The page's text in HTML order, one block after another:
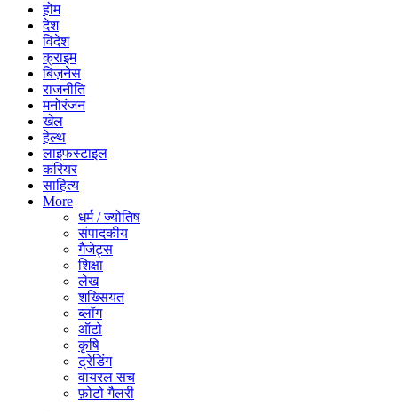
होम
देश
विदेश
क्राइम
बिज़नेस
राजनीति
मनोरंजन
खेल
हेल्थ
लाइफस्टाइल
करियर
साहित्य
More
धर्म / ज्योतिष
संपादकीय
गैजेट्स
शिक्षा
लेख
शख्सियत
ब्लॉग
ऑटो
कृषि
ट्रेडिंग
वायरल सच
फ़ोटो गैलरी